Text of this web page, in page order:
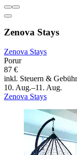
Zenova Stays
Zenova Stays
Porur
87 €
inkl. Steuern &
10. Aug.–11. Aug.
Zenova Stays